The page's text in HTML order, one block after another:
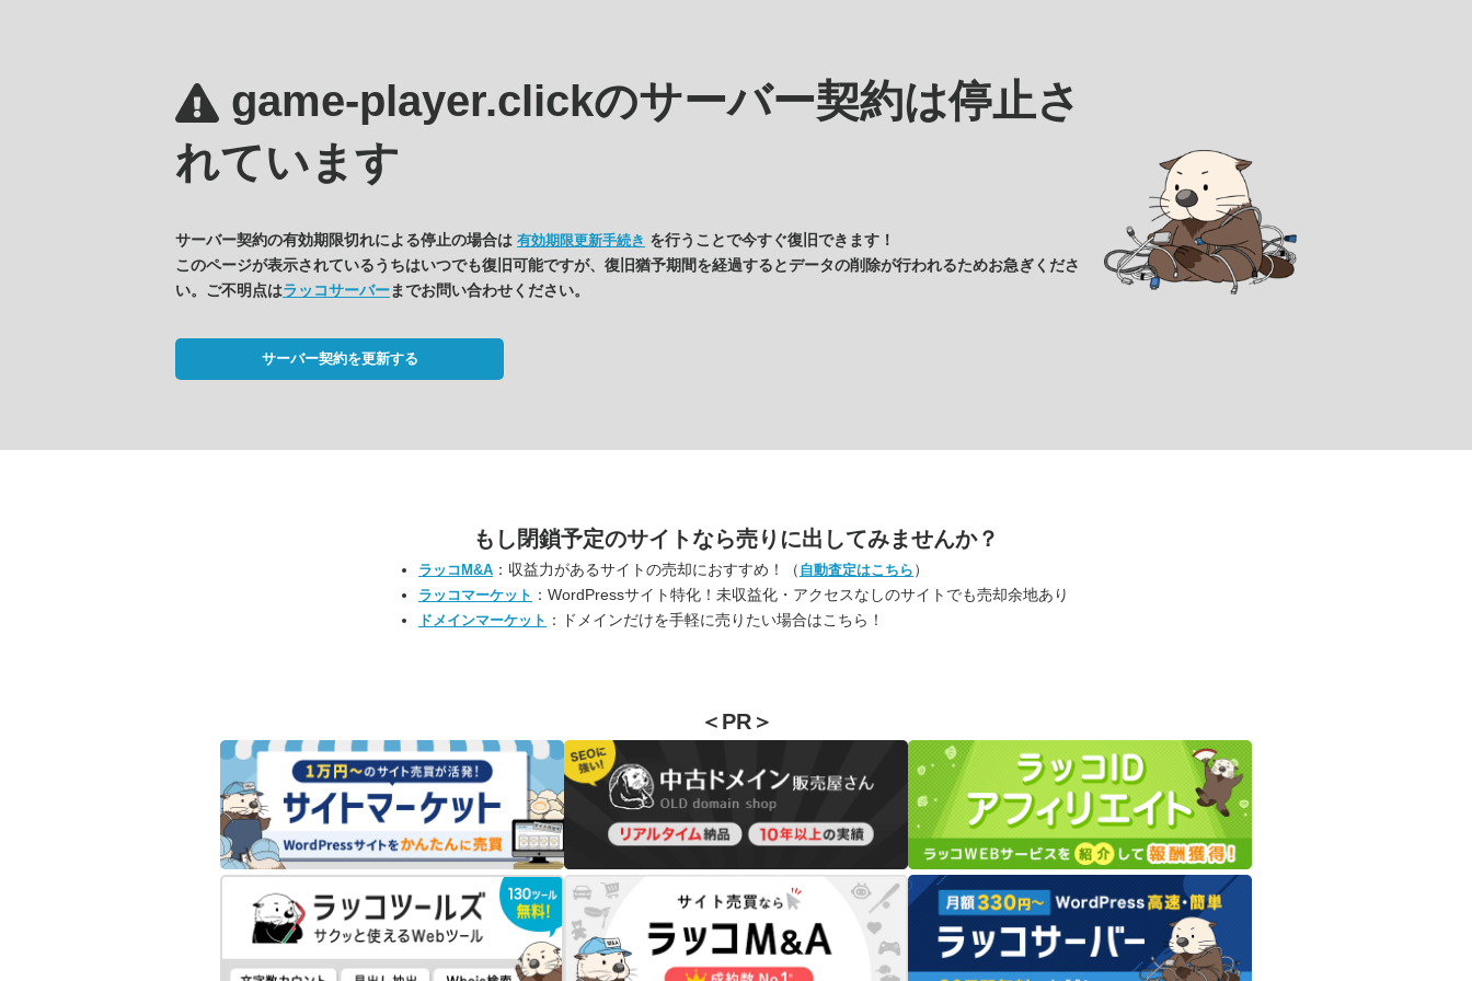
game-player.clickのサーバー契約は停止さ
れています
サーバー契約の有効期限切れによる停止の場合は 有効期限更新手続き を行うことで今すぐ復旧できます！
このページが表示されているうちはいつでも復旧可能ですが、復旧猶予期間を経過するとデータの削除が行われるためお急ぎくださ
い。ご不明点はラッコサーバーまでお問い合わせください。
サーバー契約を更新する
もし閉鎖予定のサイトなら売りに出してみませんか？
ラッコM&A ：収益力があるサイトの売却におすすめ！（ 自動査定はこちら ）
ラッコマーケット ：WordPressサイト特化！未収益化・アクセスなしのサイトでも売却余地あり
ドメインマーケット ：ドメインだけを手軽に売りたい場合はこちら！
＜PR＞